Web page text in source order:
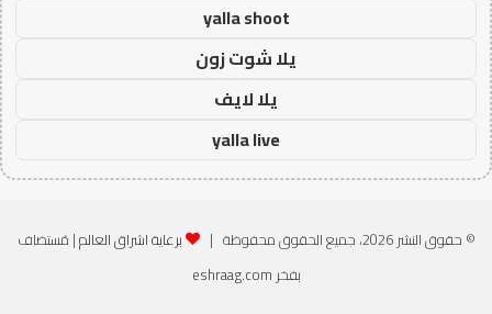
yalla shoot
يلا شوت زون
يلا لايف
yalla live
© حقوق النشر 2026، جميع الحقوق محفوظة | برعاية اشراق العالم| مُستضاف
بفخر eshraag.com